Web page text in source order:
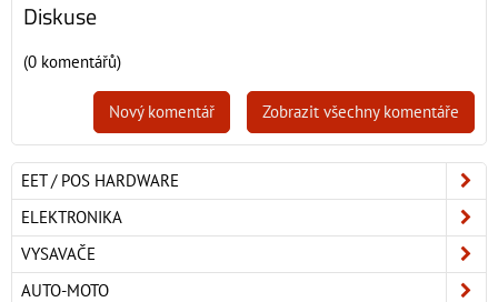
Diskuse
(0 komentářů)
Zobrazit všechny komentáře
Nový komentář
EET / POS HARDWARE
ELEKTRONIKA
VYSAVAČE
AUTO-MOTO